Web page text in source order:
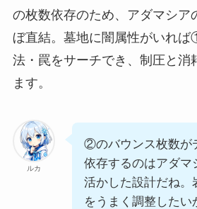
の枚数依存のため、アダマシア
ぼ直結。墓地に闇属性がいれ
法・罠をサーチでき、制圧と消
ます。
ルカ
②のバウンス枚数が
依存するのはアダマ
活かした設計だね。
をうまく調整したい